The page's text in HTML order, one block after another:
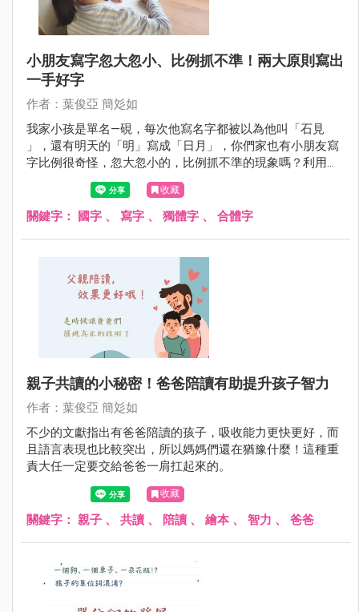
小朋友寫字忽大忽小、比例抓不準！兩大原則寫出
一手好字
作者：葉俊亞 簡彣如
我家小孩是單名—硯，每次他寫名字都被以為他叫「石見​
」，​還有明天的「明」寫成「日月」，你們家也有小朋友寫
字比例很奇怪，忽大忽小的，比例抓不準的現象嗎？利用空
間配置的概念連結字形，可以協助孩子把字的「比例」寫正
確，避免字元之間忽大忽小或間距不一。​
收藏
關鍵字： 國字 、 寫字 、 獨體字 、 合體字
親子共讀的小秘密！爸爸陪讀有助提升孩子智力
作者：葉俊亞 簡彣如
不少的文獻指出有爸爸陪讀的孩子，吸收能力更快更好，而
且語言表現也比較突出，所以媽媽們還在猶豫什麼！這種重
責大任一定要交給爸爸一肩扛起來的。
收藏
關鍵字： 親子 、 共讀 、 陪讀 、 繪本、 智力 、 爸爸